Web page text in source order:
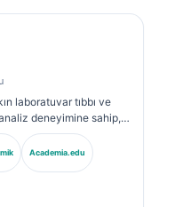
laboratuvar tıbbı ve
deneyimine sahip,
ve dâhiliye
Tıbbi Direktör
doğruluğuna ilişkin
biyobelirteç
konularında
Academia.edu